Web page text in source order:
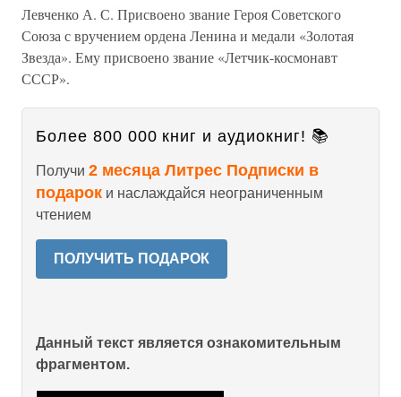
Левченко А. С. Присвоено звание Героя Советского
Союза с вручением ордена Ленина и медали «Золотая
Звезда». Ему присвоено звание «Летчик-космонавт
СССР».
Более 800 000 книг и аудиокниг! 📚
Получи 2 месяца Литрес Подписки в
подарок и наслаждайся неограниченным
чтением
ПОЛУЧИТЬ ПОДАРОК
Данный текст является ознакомительным
фрагментом.